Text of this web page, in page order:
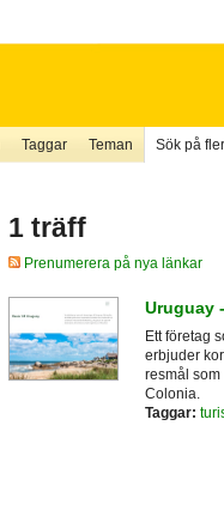
Taggar Teman Sök på
1 träff
Prenumerera på nya länkar
Uruguay
Ett företag
erbjuder
resmål
Colonia.
Taggar: